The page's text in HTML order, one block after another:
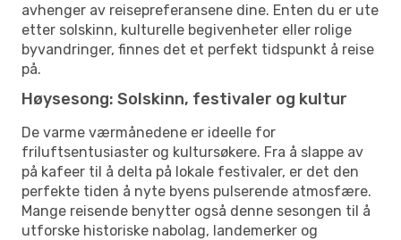
avhenger av reisepreferansene dine. Enten du er ute
etter solskinn, kulturelle begivenheter eller rolige
byvandringer, finnes det et perfekt tidspunkt å reise
på.
Høysesong: Solskinn, festivaler og kultur
De varme værmånedene er ideelle for
friluftsentusiaster og kultursøkere. Fra å slappe av
på kafeer til å delta på lokale festivaler, er det den
perfekte tiden å nyte byens pulserende atmosfære.
Mange reisende benytter også denne sesongen til å
utforske historiske nabolag, landemerker og